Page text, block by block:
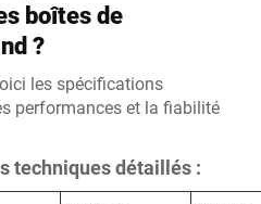
boîtes de
?
les spécifications
performances et la fiabilité
techniques détaillés :